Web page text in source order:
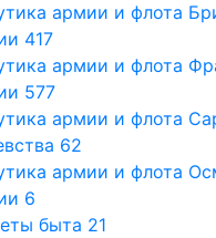
армии и флота
417
армии и флота
577
армии и флота
62
армии и флота
6
быта 21